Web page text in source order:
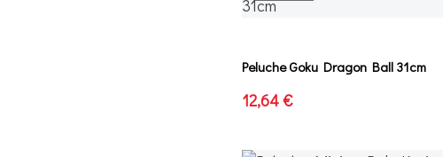
Peluche Goku Dragon Ball 31cm
12,64 €